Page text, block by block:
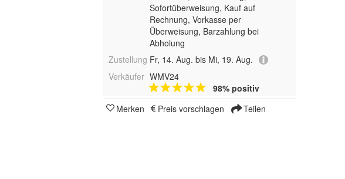
Sofortüberweisung, Kauf auf
Rechnung, Vorkasse per
Überweisung, Barzahlung bei
Abholung
Zustellung Fr, 14. Aug. bis Mi, 19. Aug.
Verkäufer WMV24
98% positiv
Merken
Preis vorschlagen Teilen